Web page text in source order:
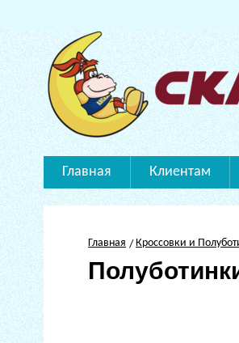
Главная Клиентам
Главная Кроссовки и